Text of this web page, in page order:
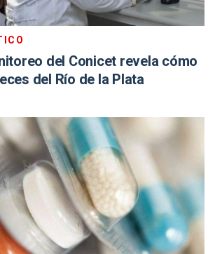
del Conicet revela cómo
del Río de la Plata